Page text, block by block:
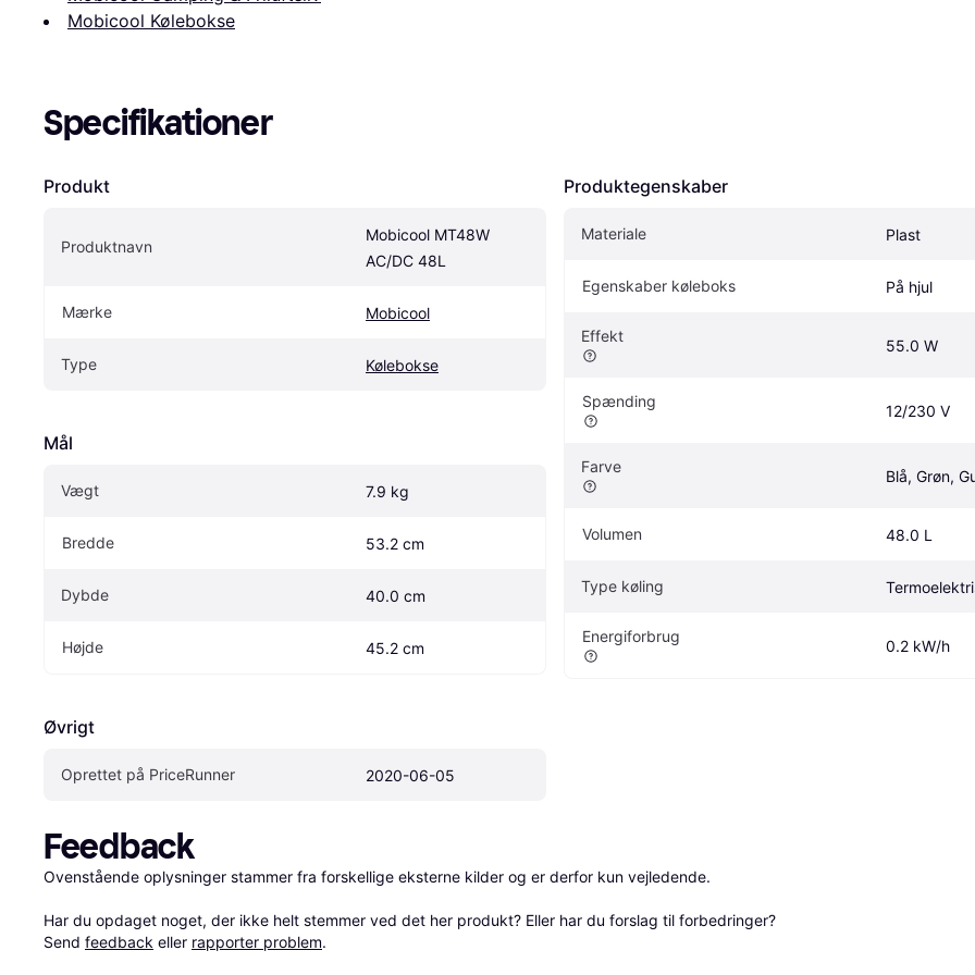
Mobicool Kølebokse
Specifikationer
Produkt
Produktnavn
Mobicool MT48W
AC/DC 48L
Mærke Mobicool
Type Kølebokse
Mål
Vægt 7.9 kg
Bredde 53.2 cm
Dybde 40.0 cm
Højde 45.2 cm
Øvrigt
Oprettet på PriceRunner 2020-06-05
Produktegenskaber
Materiale Plast
Egenskaber køleboks På hjul
Effekt
55.0 W
Spænding
12/230 V
Farve
Blå, Grøn,
Volumen 48.0 L
Type køling
Energiforbrug
0.2 kW/h
Feedback
Ovenstående oplysninger stammer fra forskellige eksterne kilder og er derfor kun vejledende.
Har du opdaget noget, der ikke helt stemmer ved det her produkt? Eller har du forslag til forbedringer?
Send feedback eller rapporter problem.